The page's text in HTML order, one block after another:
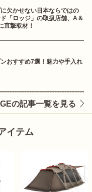
欠かせない日本ならではの
「ロッジ」の取扱店舗、A＆
直撃取材！
おすすめ7選！魅力や手入れ
の記事一覧を見る
イテム